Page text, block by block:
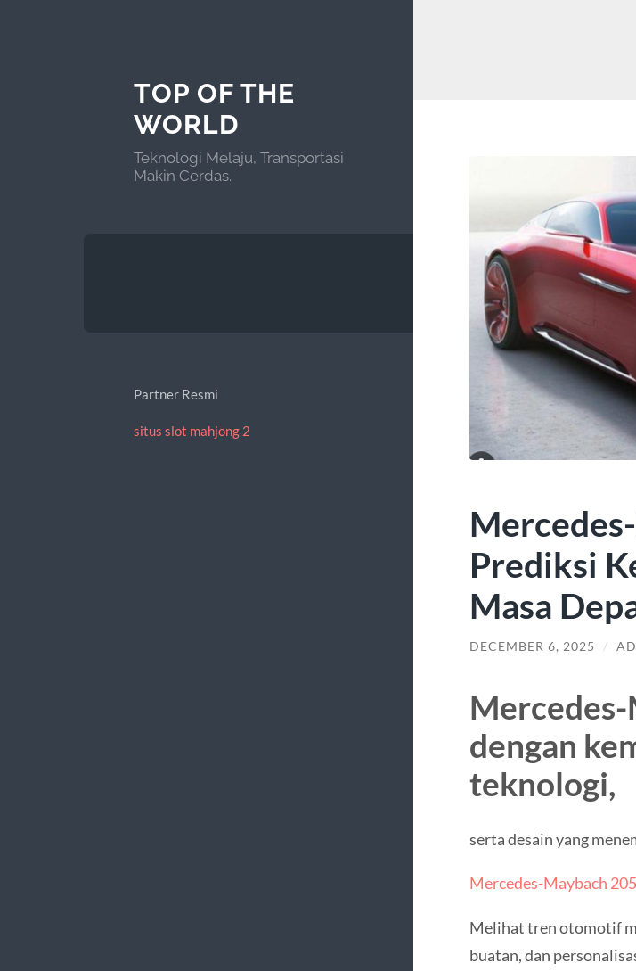
TOP OF THE
WORLD
Teknologi Melaju, Transportasi
Makin Cerdas.
Partner Resmi
situs slot mahjong 2
Prediksi
Masa
DECEMBER 6, 2025 /
dengan
teknologi,
serta desain yang
Mercedes-Maybach
Melihat tren otomotif
buatan, dan